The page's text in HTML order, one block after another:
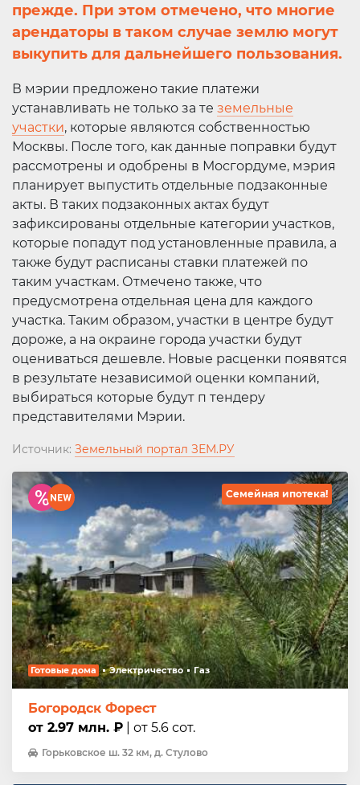
прежде. При этом отмечено, что многие
арендаторы в таком случае землю могут
выкупить для дальнейшего пользования.
В мэрии предложено такие платежи
устанавливать не только за те земельные
участки, которые являются собственностью
Москвы. После того, как данные поправки будут
рассмотрены и одобрены в Мосгордуме, мэрия
планирует выпустить отдельные подзаконные
акты. В таких подзаконных актах будут
зафиксированы отдельные категории участков,
которые попадут под установленные правила, а
также будут расписаны ставки платежей по
таким участкам. Отмечено также, что
предусмотрена отдельная цена для каждого
участка. Таким образом, участки в центре будут
дороже, а на окраине города участки будут
оцениваться дешевле. Новые расценки появятся
в результате независимой оценки компаний,
выбираться которые будут п тендеру
представителями Мэрии.
Источник: Земельный портал ЗЕМ.РУ
Семейная ипотека!
Готовые дома Электричество Газ
Богородск Форест
от 2.97 млн. ₽ | от 5.6 сот.
Горьковское ш. 32 км, д. Стулово